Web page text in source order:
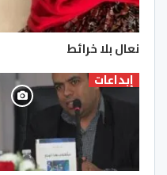
نعال بلا خرائط
إبداعات